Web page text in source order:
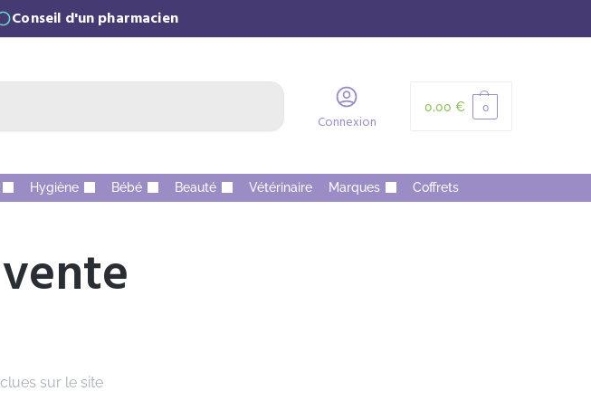
Conseil d'un pharmacien
Connexion
0,00 € 0
Hygiène Bébé Beauté Vétérinaire Marques Coffrets
sur le site